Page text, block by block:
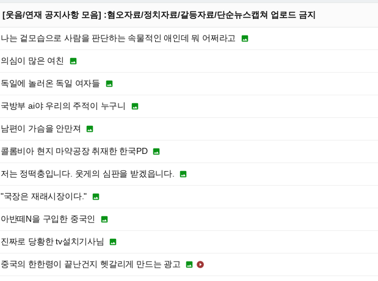
[웃음/연재 공지사항 모음] :혐오자료/정치자료/갈등자료/단순뉴스캡쳐 업로드 금지
나는 겉모습으로 사람을 판단하는 속물적인 애인데 뭐 어쩌라고 
의심이 많은 여친 
독일에 놀러온 독일 여자들 
국방부 ai야 우리의 주적이 누구니 
남편이 가슴을 안만져 
콜롬비아 현지 마약공장 취재한 한국PD 
저는 정떡충입니다. 웃게의 심판을 받겠읍니다. 
"국장은 재래시장이다." 
아반떼N을 구입한 중국인 
진짜로 당황한 tv설치기사님 
중국의 한한령이 끝난건지 헷갈리게 만드는 광고  